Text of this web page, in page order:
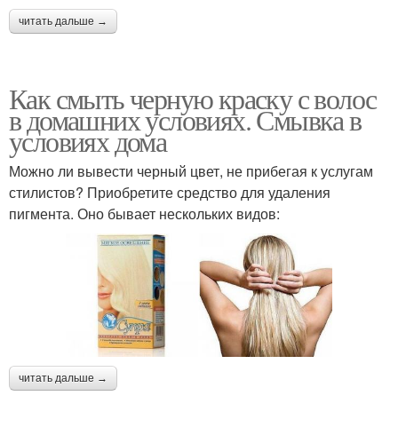
читать дальше →
Как смыть черную краску с волос
в домашних условиях. Смывка в
условиях дома
Можно ли вывести черный цвет, не прибегая к услугам
стилистов? Приобретите средство для удаления
пигмента. Оно бывает нескольких видов:
читать дальше →